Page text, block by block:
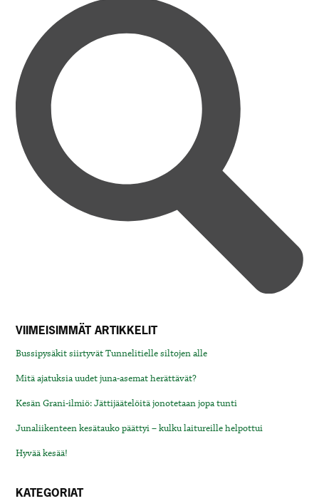
VIIMEISIMMÄT ARTIKKELIT
Bussipysäkit siirtyvät Tunnelitielle siltojen alle
Mitä ajatuksia uudet juna-asemat herättävät?
Kesän Grani-ilmiö: Jättijäätelöitä jonotetaan jopa tunti
Junaliikenteen kesätauko päättyi – kulku laitureille helpottui
Hyvää kesää!
KATEGORIAT